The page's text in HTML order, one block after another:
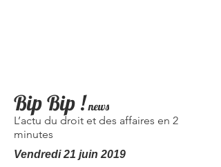
Bip Bip ! news
L’actu du droit et des affaires en 2
minutes
Vendredi 21 juin 2019